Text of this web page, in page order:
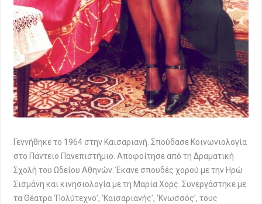
Γεννήθηκε το 1964 στην Καισαριανή. Σπούδασε Κοινωνιολογία
στο Πάντειο Πανεπιστήμιο. Αποφοίτησε από τη Δραματική
Σχολή του Ωδείου Αθηνών. Έκανε σπουδές χορού με την Ηρώ
Σισμάνη και κινησιολογία με τη Μαρία Χορς. Συνεργάστηκε με
τα Θέατρα ‘Πολύτεχνο’, ‘Καισαριανής’, ‘Κνωσσός’, τους